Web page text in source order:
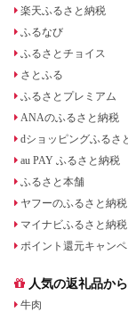
楽天ふるさと納税
ふるなび
ふるさとチョイス
さとふる
ふるさとプレミアム
ANAのふるさと納税
dショッピングふるさ
au PAY ふるさと納税
ふるさと本舗
ヤフーのふるさと納税
マイナビふるさと納税
ポイント還元キャン
人気の返礼品か
牛肉